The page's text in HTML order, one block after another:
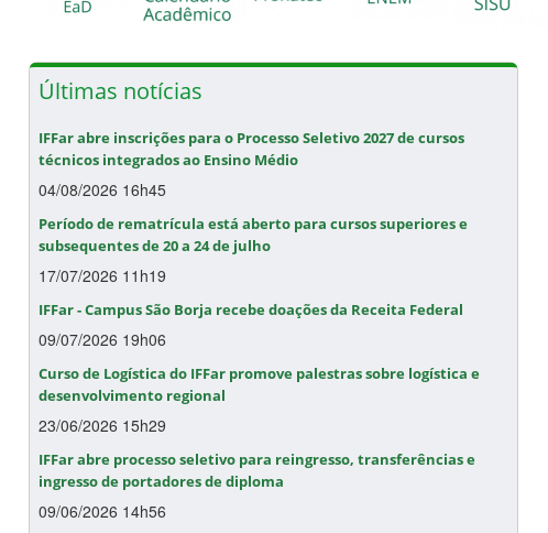
Últimas notícias
IFFar abre inscrições para o Processo Seletivo 2027 de cursos
técnicos integrados ao Ensino Médio
04/08/2026 16h45
Período de rematrícula está aberto para cursos superiores e
subsequentes de 20 a 24 de julho
17/07/2026 11h19
IFFar - Campus São Borja recebe doações da Receita Federal
09/07/2026 19h06
Curso de Logística do IFFar promove palestras sobre logística e
desenvolvimento regional
23/06/2026 15h29
IFFar abre processo seletivo para reingresso, transferências e
ingresso de portadores de diploma
09/06/2026 14h56